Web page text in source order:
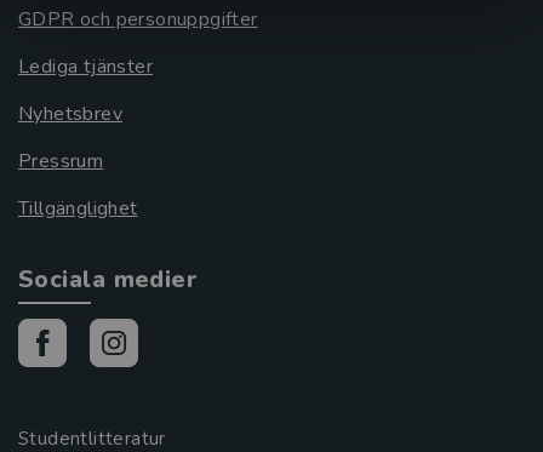
GDPR och personuppgifter
Lediga tjänster
Nyhetsbrev
Pressrum
Tillgänglighet
Sociala medier
Studentlitteratur